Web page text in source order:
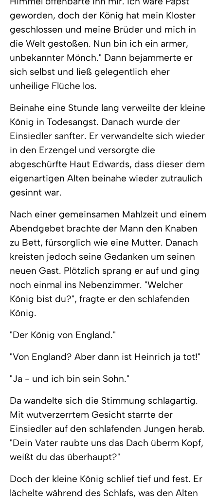
geworden, doch der König hat mein Kloster
geschlossen und meine Brüder und mich in
die Welt gestoßen. Nun bin ich ein armer,
unbekannter Mönch." Dann bejammerte er
sich selbst und ließ gelegentlich eher
unheilige Flüche los.
Beinahe eine Stunde lang verweilte der kleine
König in Todesangst. Danach wurde der
Einsiedler sanfter. Er verwandelte sich wieder
in den Erzengel und versorgte die
abgeschürfte Haut Edwards, dass dieser dem
eigenartigen Alten beinahe wieder zutraulich
gesinnt war.
Nach einer gemeinsamen Mahlzeit und einem
Abendgebet brachte der Mann den Knaben
zu Bett, fürsorglich wie eine Mutter. Danach
kreisten jedoch seine Gedanken um seinen
neuen Gast. Plötzlich sprang er auf und ging
noch einmal ins Nebenzimmer. "Welcher
König bist du?", fragte er den schlafenden
König.
"Der König von England."
"Von England? Aber dann ist Heinrich ja tot!"
"Ja - und ich bin sein Sohn."
Da wandelte sich die Stimmung schlagartig.
Mit wutverzerrtem Gesicht starrte der
Einsiedler auf den schlafenden Jungen herab.
"Dein Vater raubte uns das Dach überm Kopf,
weißt du das überhaupt?"
Doch der kleine König schlief tief und fest. Er
lächelte während des Schlafs, was den Alten